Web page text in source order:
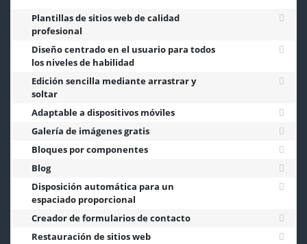
Plantillas de sitios web de calidad
profesional
Diseño centrado en el usuario para todos
los niveles de habilidad
Edición sencilla mediante arrastrar y
soltar
Adaptable a dispositivos móviles
Galería de imágenes gratis
Bloques por componentes
Blog
Disposición automática para un
espaciado proporcional
Creador de formularios de contacto
Restauración de sitios web